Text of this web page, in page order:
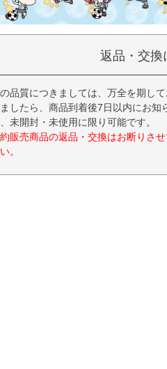
返品・交換
品質につきましては、万全を期し
したら、商品到着後7日以内にお知
未開封・未使用に限り可能です。
販売商品の返品・交換はお断りさ
。